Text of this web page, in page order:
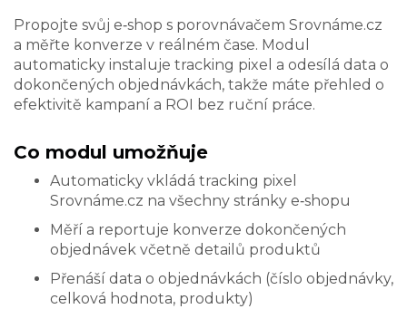
Propojte svůj e‑shop s porovnávačem Srovnáme.cz
a měřte konverze v reálném čase. Modul
automaticky instaluje tracking pixel a odesílá data o
dokončených objednávkách, takže máte přehled o
efektivitě kampaní a ROI bez ruční práce.
Co modul umožňuje
Automaticky vkládá tracking pixel
Srovnáme.cz na všechny stránky e‑shopu
Měří a reportuje konverze dokončených
objednávek včetně detailů produktů
Přenáší data o objednávkách (číslo objednávky,
celková hodnota, produkty)